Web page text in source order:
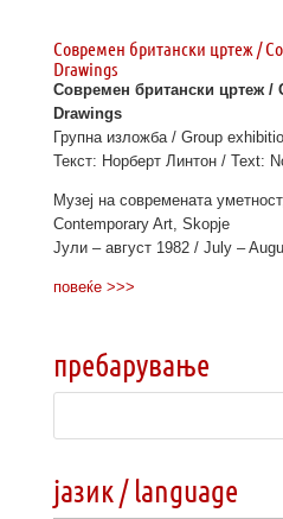
Современ британски цртеж /
Drawings
Современ британски цртеж /
Drawings
Групна изложба / Group
Текст: Норберт Линтон / Text:
Музеј на современата
Contemporary Art, Skopje
Јули – август 1982 / July –
повеќе >>>
пребарување
јазик / language